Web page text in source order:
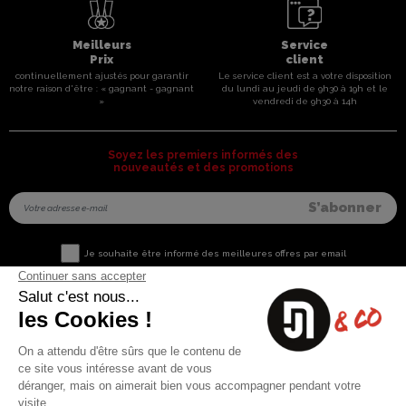
Meilleurs
Prix
continuellement ajustés pour garantir
notre raison d'être : « gagnant - gagnant
»
Service
client
Le service client est a votre disposition
du lundi au jeudi de 9h30 à 19h et le
vendredi de 9h30 à 14h
Soyez les premiers informés des
nouveautés et des promotions
Je souhaite être informé des meilleures offres par email
Nous contacter
8 rue du capitaine Jean Croisa
13009 Marseille
+33 (0)4 91 07 41 16
Informations utiles
Paiement sécurisé